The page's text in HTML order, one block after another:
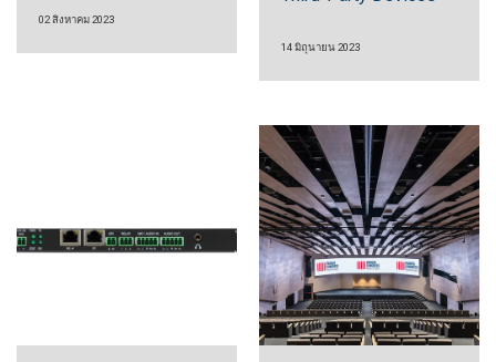
02 สิงหาคม 2023
14 มิถุนายน 2023